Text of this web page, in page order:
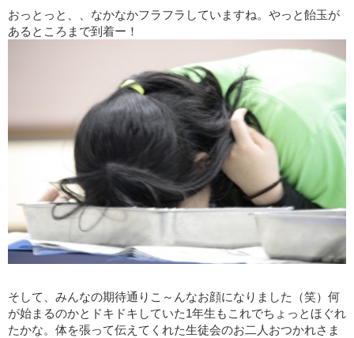
おっとっと、、なかなかフラフラしていますね。やっと飴玉が
あるところまで到着ー！
そして、みんなの期待通りこ～んなお顔になりました（笑）何
が始まるのかとドキドキしていた1年生もこれでちょっとほぐれ
たかな。体を張って伝えてくれた生徒会のお二人おつかれさま